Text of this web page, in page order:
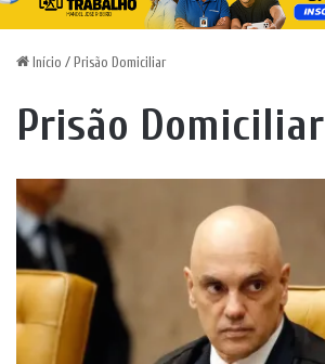
Início / Prisão Domiciliar
Prisão Domiciliar